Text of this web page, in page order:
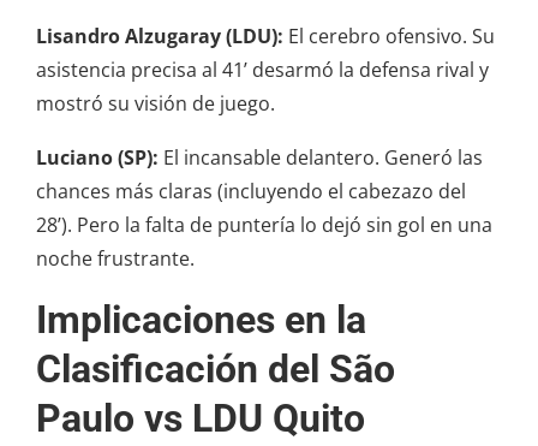
Lisandro Alzugaray (LDU): El cerebro ofensivo. Su
asistencia precisa al 41’ desarmó la defensa rival y
mostró su visión de juego.
Luciano (SP): El incansable delantero. Generó las
chances más claras (incluyendo el cabezazo del
28’). Pero la falta de puntería lo dejó sin gol en una
noche frustrante.
Implicaciones en la
Clasificación del São
Paulo vs LDU Quito